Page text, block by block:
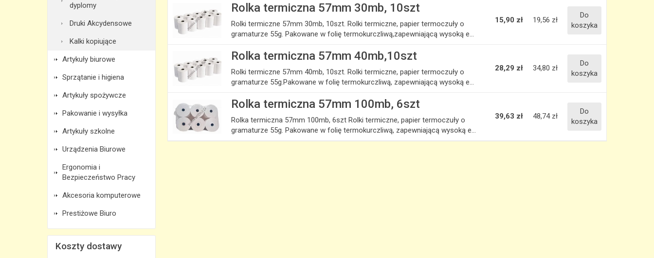
Rolka termiczna 57mm 30mb, 10szt
Rolki termiczne 57mm 30mb, 10szt. Rolki termiczne, papier termoczuły o
gramaturze 55g. Pakowane w folię termokurczliwą,zapewniającą wysoką e...
15,90 zł 19,56 zł
Do
koszyka
Rolka termiczna 57mm 40mb,10szt
Rolki termiczne 57mm 40mb, 10szt. Rolki termiczne, papier termoczuły o
gramaturze 55g.Pakowane w folię termokurczliwą, zapewniającą wysoką e...
28,29 zł 34,80 zł
Do
koszyka
Rolka termiczna 57mm 100mb, 6szt
Rolka termiczna 57mm 100mb, 6szt Rolki termiczne, papier termoczuły o
gramaturze 55g. Pakowane w folię termokurczliwą, zapewniającą wysoką e...
39,63 zł 48,74 zł
Do
koszyka
dyplomy
Druki Akcydensowe
Kalki kopiujące
Artykuły biurowe
Sprzątanie i higiena
Artykuły spożywcze
Pakowanie i wysyłka
Artykuły szkolne
Urządzenia Biurowe
Ergonomia i
Bezpieczeństwo Pracy
Akcesoria komputerowe
Prestiżowe Biuro
Koszty dostawy